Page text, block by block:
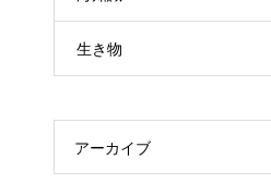
生き物
アーカイブ